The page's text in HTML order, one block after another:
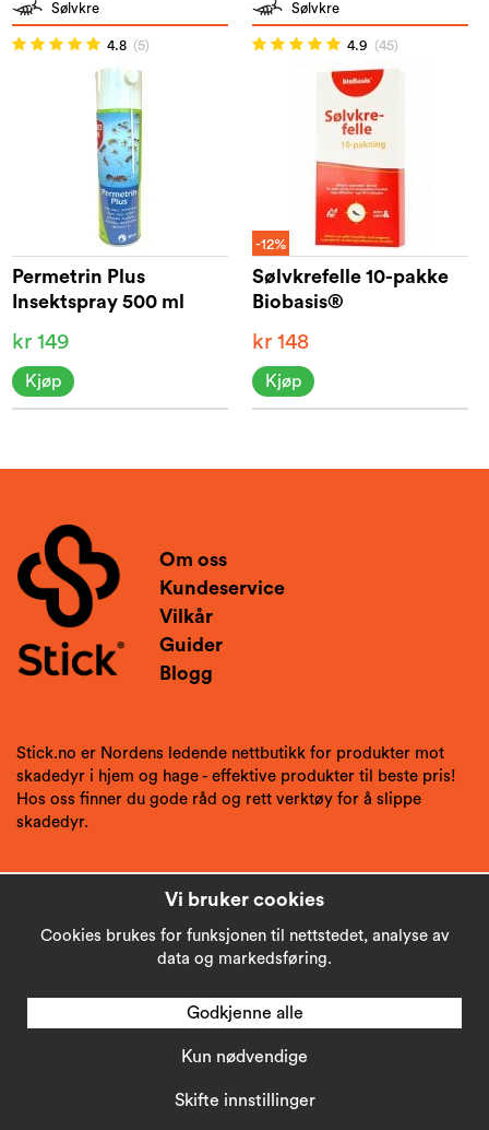
Sølvkre
4.8 (5)
Permetrin Plus
Insektspray 500 ml
kr 149
Kjøp
Sølvkre
4.9 (45)
-12%
Sølvkrefelle 10-pakke
Biobasis®
kr 148
Kjøp
Om oss
Kundeservice
Vilkår
Guider
Blogg
Stick.no er Nordens ledende nettbutikk for produkter mot
skadedyr i hjem og hage - effektive produkter til beste pris!
Hos oss finner du gode råd og rett verktøy for å slippe
skadedyr.
Vi bruker cookies
Cookies brukes for funksjonen til nettstedet, analyse av
data og markedsføring.
Skifte innstillinger
Kun nødvendige
Godkjenne alle